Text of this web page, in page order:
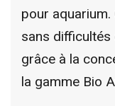
pour
sans difficultés
grâce à la
la gamme Bio